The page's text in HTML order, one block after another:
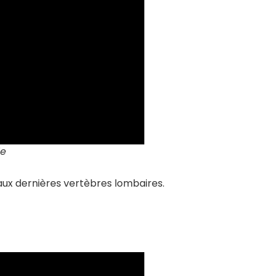
dernières vertèbres lombaires.